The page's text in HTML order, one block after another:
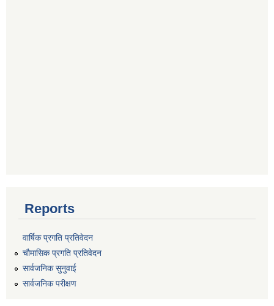
Reports
वार्षिक प्रगति प्रतिवेदन
चौमासिक प्रगति प्रतिवेदन
सार्वजनिक सुनुवाई
सार्वजनिक परीक्षण